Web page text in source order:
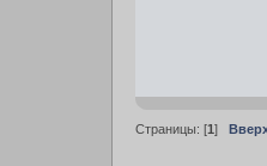
Страницы: [1]